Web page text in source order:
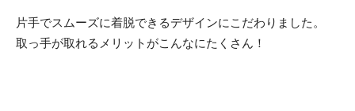
片手でスムーズに着脱できるデザインにこだわりました。
取っ手が取れるメリットがこんなにたくさん！